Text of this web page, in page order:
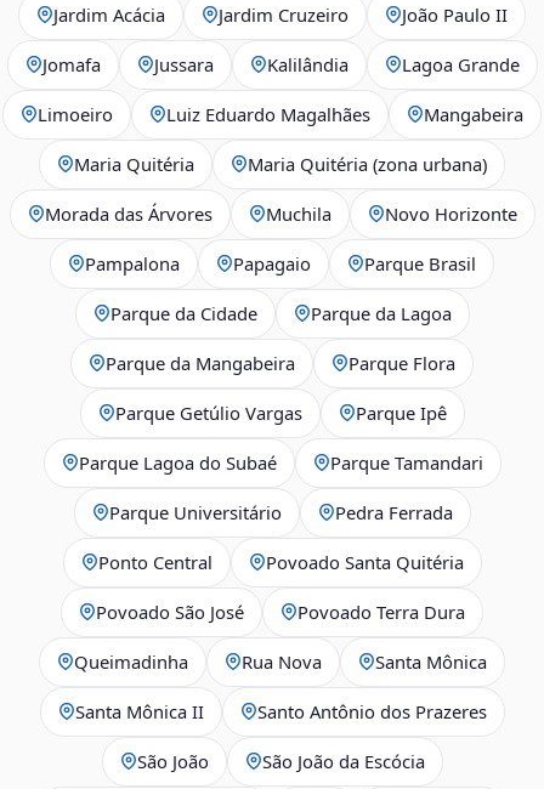
Jardim Acácia Jardim Cruzeiro João Paulo II
Jomafa Jussara Kalilândia Lagoa Grande
Limoeiro Luiz Eduardo Magalhães Mangabeira
Maria Quitéria Maria Quitéria (zona urbana)
Morada das Árvores Muchila Novo Horizonte
Pampalona Papagaio Parque Brasil
Parque da Cidade Parque da Lagoa
Parque da Mangabeira Parque Flora
Parque Getúlio Vargas Parque Ipê
Parque Lagoa do Subaé Parque Tamandari
Parque Universitário Pedra Ferrada
Ponto Central Povoado Santa Quitéria
Povoado São José Povoado Terra Dura
Queimadinha Rua Nova Santa Mônica
Santa Mônica II Santo Antônio dos Prazeres
São João São João da Escócia